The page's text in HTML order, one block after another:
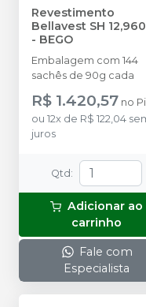
Revestimento
Bellavest SH
- BEGO
Embalagem com 144
sachês de 90g cada
R$ 1.420,57 no
ou 12x de R$ 122,04
juros
Qtd :
Adicionar ao
carrinho
Fale com
Especialista